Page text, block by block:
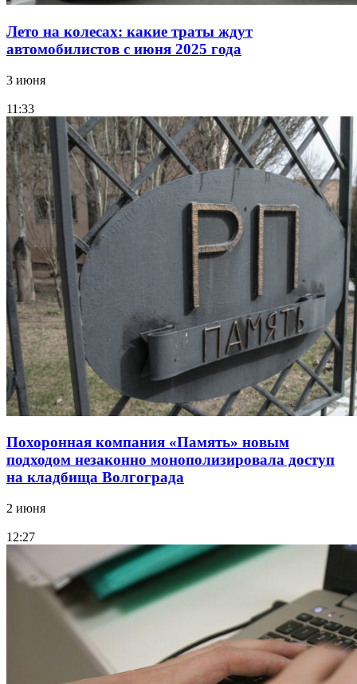
Лето на колесах: какие траты ждут
автомобилистов с июня 2025 года
3 июня
11:33
Похоронная компания «Память» новым
подходом незаконно монополизировала доступ
на кладбища Волгограда
2 июня
12:27